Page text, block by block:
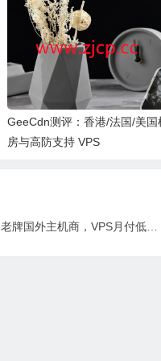
$4.2起，多机房可选
GeeCdn测评：香港/法国/美国
房与高防支持 VPS